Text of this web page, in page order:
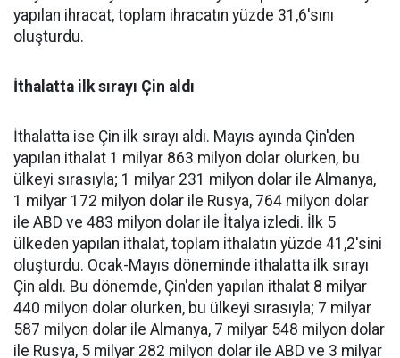
yapılan ihracat, toplam ihracatın yüzde 31,6'sını
oluşturdu.
İthalatta ilk sırayı Çin aldı
İthalatta ise Çin ilk sırayı aldı. Mayıs ayında Çin'den
yapılan ithalat 1 milyar 863 milyon dolar olurken, bu
ülkeyi sırasıyla; 1 milyar 231 milyon dolar ile Almanya,
1 milyar 172 milyon dolar ile Rusya, 764 milyon dolar
ile ABD ve 483 milyon dolar ile İtalya izledi. İlk 5
ülkeden yapılan ithalat, toplam ithalatın yüzde 41,2'sini
oluşturdu. Ocak-Mayıs döneminde ithalatta ilk sırayı
Çin aldı. Bu dönemde, Çin'den yapılan ithalat 8 milyar
440 milyon dolar olurken, bu ülkeyi sırasıyla; 7 milyar
587 milyon dolar ile Almanya, 7 milyar 548 milyon dolar
ile Rusya, 5 milyar 282 milyon dolar ile ABD ve 3 milyar